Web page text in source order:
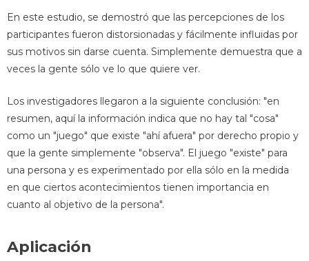
En este estudio, se demostró que las percepciones de los
participantes fueron distorsionadas y fácilmente influidas por
sus motivos sin darse cuenta. Simplemente demuestra que a
veces la gente sólo ve lo que quiere ver.
Los investigadores llegaron a la siguiente conclusión: "en
resumen, aquí la información indica que no hay tal "cosa"
como un "juego" que existe "ahí afuera" por derecho propio y
que la gente simplemente "observa". El juego "existe" para
una persona y es experimentado por ella sólo en la medida
en que ciertos acontecimientos tienen importancia en
cuanto al objetivo de la persona".
Aplicación